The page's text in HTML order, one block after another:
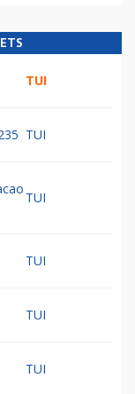
TUI
TUI
TUI
TUI
TUI
TUI